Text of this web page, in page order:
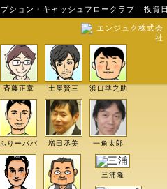
ション・キャッシュフロークラブ
投資
エンジュク株式会
社
斉藤正章 土屋賢三 浜口準之助
ふりーパパ 増田丞美 一角太郎
三浦隆